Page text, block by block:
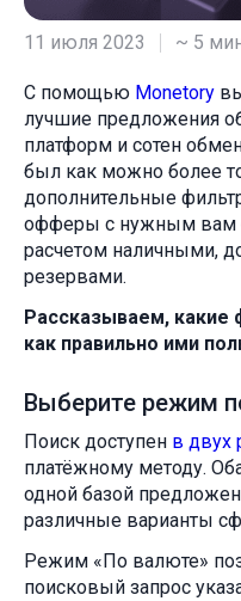
11 июля 2023 ~ 5
С помощью Monetory
лучшие предложения
платформ и сотен
был как можно более
дополнительные
офферы с нужным вам
расчетом наличными,
резервами.
Рассказываем, какие
как правильно ими
Выберите режим
Поиск доступен в двух
платёжному методу.
одной базой
различные варианты
Режим «По валюте»
поисковый запрос